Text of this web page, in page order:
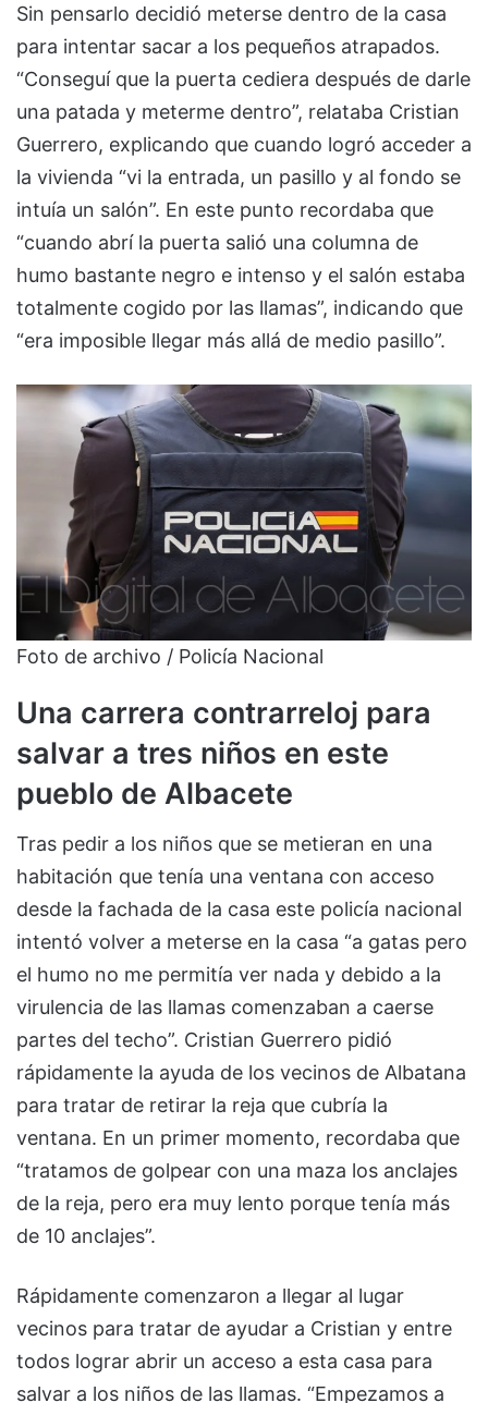
Sin pensarlo decidió meterse dentro de la casa
para intentar sacar a los pequeños atrapados.
“Conseguí que la puerta cediera después de darle
una patada y meterme dentro”, relataba Cristian
Guerrero, explicando que cuando logró acceder a
la vivienda “vi la entrada, un pasillo y al fondo se
intuía un salón”. En este punto recordaba que
“cuando abrí la puerta salió una columna de
humo bastante negro e intenso y el salón estaba
totalmente cogido por las llamas”, indicando que
“era imposible llegar más allá de medio pasillo”.
Foto de archivo / Policía Nacional
Una carrera contrarreloj para
salvar a tres niños en este
pueblo de Albacete
Tras pedir a los niños que se metieran en una
habitación que tenía una ventana con acceso
desde la fachada de la casa este policía nacional
intentó volver a meterse en la casa “a gatas pero
el humo no me permitía ver nada y debido a la
virulencia de las llamas comenzaban a caerse
partes del techo”. Cristian Guerrero pidió
rápidamente la ayuda de los vecinos de Albatana
para tratar de retirar la reja que cubría la
ventana. En un primer momento, recordaba que
“tratamos de golpear con una maza los anclajes
de la reja, pero era muy lento porque tenía más
de 10 anclajes”.
Rápidamente comenzaron a llegar al lugar
vecinos para tratar de ayudar a Cristian y entre
todos lograr abrir un acceso a esta casa para
salvar a los niños de las llamas. “Empezamos a